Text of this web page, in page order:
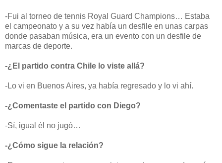
-Fui al torneo de tennis Royal Guard Champions… Estaba
el campeonato y a su vez había un desfile en unas carpas
donde pasaban música, era un evento con un desfile de
marcas de deporte.
-¿El partido contra Chile lo viste allá?
-Lo vi en Buenos Aires, ya había regresado y lo vi ahí.
-¿Comentaste el partido con Diego?
-Sí, igual él no jugó…
-¿Cómo sigue la relación?